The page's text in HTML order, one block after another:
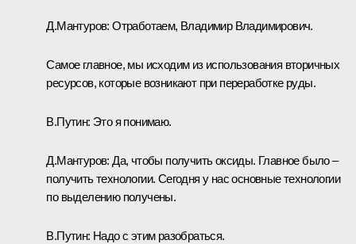
Д.Мантуров: Отработаем, Владимир Владимирович.
Самое главное, мы исходим из использования вторичных
ресурсов, которые возникают при переработке руды.
В.Путин: Это я понимаю.
Д.Мантуров: Да, чтобы получить оксиды. Главное было –
получить технологии. Сегодня у нас основные технологии
по выделению получены.
В.Путин: Надо с этим разобраться.